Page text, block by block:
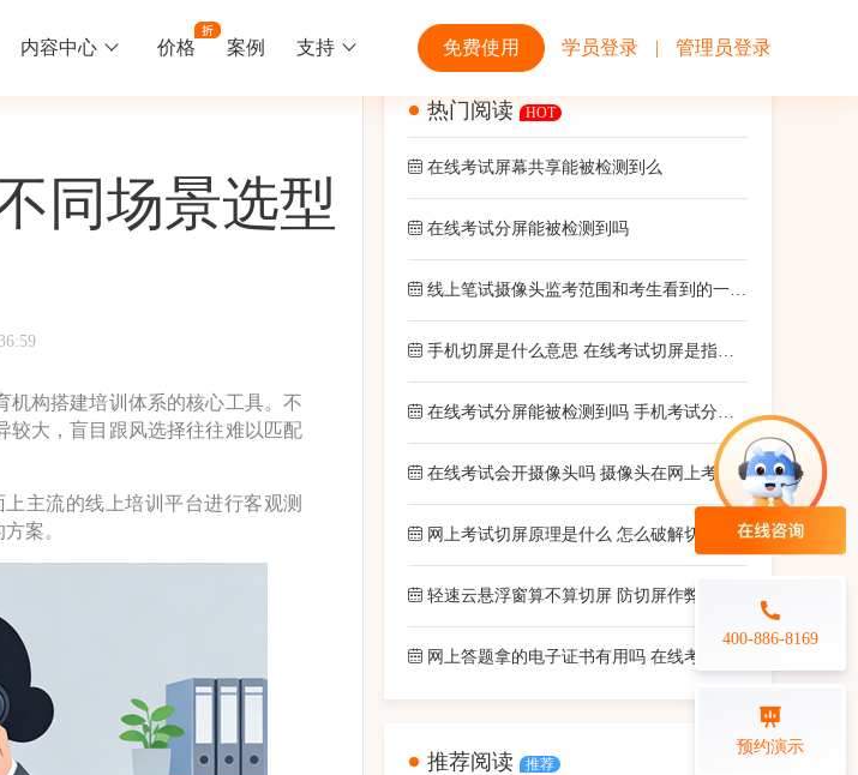
知识竞赛
直播打卡学习等功能让网课教育更灵活
行业解决方案
学校高校
大规模在线考试解决方案
制造行业
员工培训体系解决方案
零售行业
金融行业
线下培训班 趣味化PK答题
第三方平台
飞书
内容中心 价格 案例 支持
常见问题
历程
开放平台
开放平台接口API调用文档说明
免费使用 学员登录 | 管理员登录
同场景选型
机构搭建培训体系的核心工具。不
较大，盲目跟风选择往往难以匹配
主流的线上培训平台进行客观测
案。
热门阅读 HOT
在线考试屏幕共享能被检测到么
在线考试分屏能被检测到吗
线上笔试摄像头监考范围和考生看到的一样吗
手机切屏是什么意思 在线考试切屏是指哪些动作
在线考试分屏能被检测到吗 手机考试分屏算不算作弊
在线考试会开摄像头吗 摄像头在网上考试过程中有什么作用
网上考试切屏原理是什么 怎么破解切屏作弊
轻速云悬浮窗算不算切屏 防切屏作弊的触发条件是什么
网上答题拿的电子证书有用吗 在线考试证书价值有多大
推荐阅读 推荐
400-886-8169
预约演示